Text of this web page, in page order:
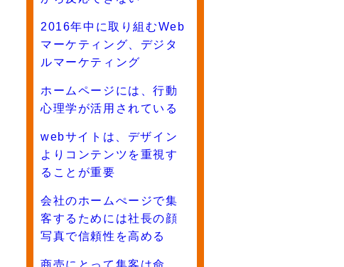
2016年中に取り組むWeb
マーケティング、デジタ
ルマーケティング
ホームページには、行動
心理学が活用されている
webサイトは、デザイン
よりコンテンツを重視す
ることが重要
会社のホームぺージで集
客するためには社長の顔
写真で信頼性を高める
商売にとって集客は命。